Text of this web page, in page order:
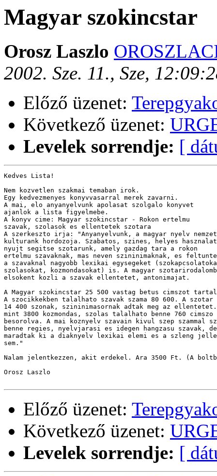
Magyar szokincstar
Orosz Laszlo
2002. Sze. 11., Sze,
Előző üzenet:
Következő üzenet:
Levelek sorrendje: [
Kedves Lista!
Nem kozvetlen szakmai temaban irok.
Egy kedvezmenyes konyvvasarral merek zavarni.
A mai, elo anyanyelvunk apolasat szolgalo konyvet
ajanlok a lista figyelmebe.
A konyv cime: Magyar szokincstar - Rokon ertelmu
szavak, szolasok es ellentetek szotara
A szerkeszto irja: "Anyanyelvunk, a magyar nyelv
kulturank hordozoja. Szabatos, szines, helyes
nyujt segitse szotarunk, amely gazdag tara a rokon
ertelmu szavaknak, mas neven szininimaknak, es
a szavaknal nagyobb lexikai egysegeket
szolasokat, kozmondasokat) is. A magyar
elsokent kozli a szavak ellentetet, antonimajat.
A Magyar szokincstar 25 500 vastag betus cimszot
A szocikkekben talalhato szavak szama 80 600. A szotar
14 400 szonak, szininimasornak adtak meg az
mint 3800 kozmondas, szolas talalhato benne 760
besorolva. A mai koznyelv szavain kivul szep szammal
benne regies, nyelvjarasi es idegen hangzasu szavak,
maradtak ki a diaknyelv lexikai elemi es a szleng
sem."
Nalam jelentkezzen, akit erdekel. Ara 3500 Ft. (A
Orosz Laszlo
Előző üzenet:
Következő üzenet:
Levelek sorrendje: [